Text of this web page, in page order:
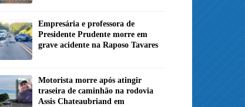
Empresária e professora de
Presidente Prudente morre em
grave acidente na Raposo Tavares
Motorista morre após atingir
traseira de caminhão na rodovia
Assis Chateaubriand em